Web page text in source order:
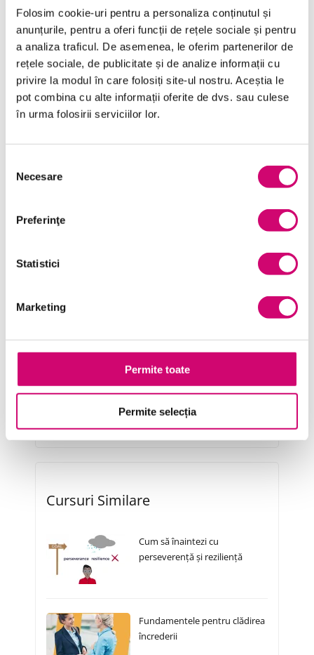
Folosim cookie-uri pentru a personaliza conținutul și
anunțurile, pentru a oferi funcții de rețele sociale și pentru
a analiza traficul. De asemenea, le oferim partenerilor de
rețele sociale, de publicitate și de analize informații cu
privire la modul în care folosiți site-ul nostru. Aceștia le
pot combina cu alte informații oferite de dvs. sau culese
în urma folosirii serviciilor lor.
consimțământului
Necesare
Preferinţe
Statistici
Marketing
Permite toate
Permite selecția
Categorii de Cursuri
Comunicare
Management și Leadership
Project Management
Serviciul clienți
Transformare Digitală
Vânzări și negocieri
Cursuri Similare
Cum să înaintezi cu
perseverență și reziliență
Fundamentele pentru clădirea
încrederii